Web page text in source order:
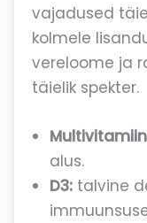
vajadused
kolmele
vereloome ja
täielik spekter.
alus.
D3:talvine